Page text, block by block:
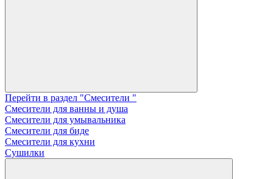
Перейти в раздел "Смесители "
Смесители для ванны и душа
Смесители для умывальника
Смесители для биде
Смесители для кухни
Сушилки